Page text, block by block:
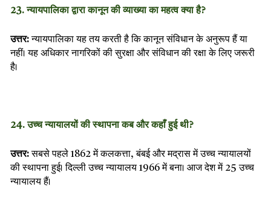
23. न्यायपालिका द्वारा कानून की व्याख्या का महत्व क्या है?
उत्तर:न्यायपालिका यह तय करती है कि कानून संविधान के अनुरूप हैं या
नहीं। यह अधिकार नागरिकों की सुरक्षा और संविधान की रक्षा के लिए जरूरी
है।
24. उच्च न्यायालयों की स्थापना कब और कहाँ हुई थी?
उत्तर:सबसे पहले 1862 में कलकत्ता, बंबई और मद्रास में उच्च न्यायालयों
की स्थापना हुई। दिल्ली उच्च न्यायालय 1966 में बना। आज देश में 25 उच्च
न्यायालय हैं।